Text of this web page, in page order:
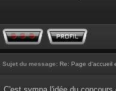
Sujet du message: Re: Page d'accueil